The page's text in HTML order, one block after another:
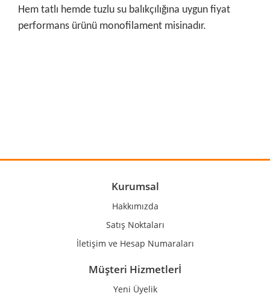
Hem tatlı hemde tuzlu su balıkçılığına uygun fiyat
performans ürünü monofilament misinadır.
Ürün açıklamasında eksik bilgiler bulunuyor.
Ürün bilgilerinde hatalar bulunuyor.
Gönder
Kurumsal
Hakkımızda
Satış Noktaları
İletişim ve Hesap Numaraları
Müşteri Hizmetlerİ
Yeni Üyelik